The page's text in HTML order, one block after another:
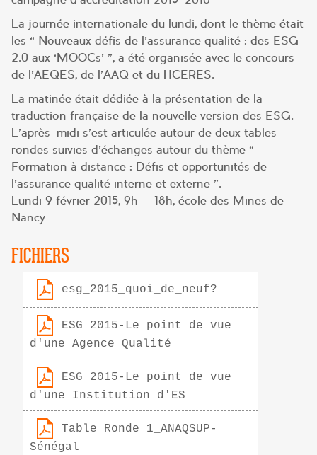
La journée internationale du lundi, dont le thème était
les « Nouveaux défis de l’assurance qualité : des ESG
2.0 aux ‘MOOCs’ », a été organisée avec le concours
de l’AEQES, de l’AAQ et du HCERES.
La matinée était dédiée à la présentation de la
traduction française de la nouvelle version des ESG.
L’après-midi s’est articulée autour de deux tables
rondes suivies d’échanges autour du thème «
Formation à distance : Défis et opportunités de
l’assurance qualité interne et externe ».
Lundi 9 février 2015, 9h – 18h, école des Mines de
Nancy
FICHIERS
esg_2015_quoi_de_neuf?
ESG 2015-Le point de vue
d'une Agence Qualité
ESG 2015-Le point de vue
d'une Institution d'ES
Table Ronde 1_ANAQSUP-
Sénégal